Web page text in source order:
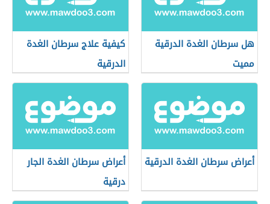
هل سرطان الغدة الدرقية
مميت
كيفية علاج سرطان الغدة
الدرقية
أعراض سرطان الغدة الدرقية
أعراض سرطان الغدة الجار
درقية